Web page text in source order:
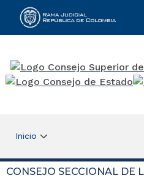
Rama Judicial
Inicio
CONSEJO SECCIONAL DE